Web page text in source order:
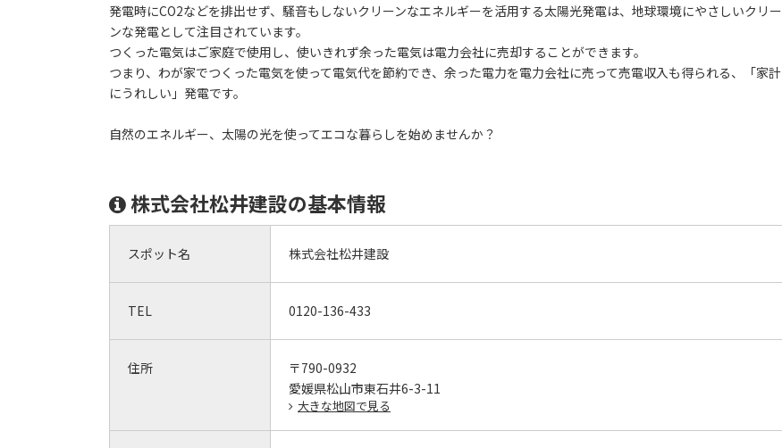
発電時にCO2などを排出せず、騒音もしないクリーンなエネルギーを活用する太陽光発電は、地球環境にやさしいクリー
ンな発電として注目されています。
つくった電気はご家庭で使用し、使いきれず余った電気は電力会社に売却することができます。
つまり、わが家でつくった電気を使って電気代を節約でき、余った電力を電力会社に売って売電収入も得られる、「家計
にうれしい」発電です。
自然のエネルギー、太陽の光を使ってエコな暮らしを始めませんか？
株式会社松井建設の基本情報
スポット名 株式会社松井建設
TEL 0120-136-433
住所
〒790-0932
愛媛県松山市東石井6-3-11
大きな地図で見る